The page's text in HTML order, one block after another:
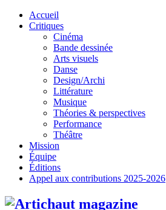
Skip
Accueil
Critiques
Cinéma
Bande dessinée
Arts visuels
Danse
Design/Archi
Littérature
Musique
Théories & perspectives
Performance
Théâtre
Mission
Équipe
Éditions
Appel aux contributions 2025-2026